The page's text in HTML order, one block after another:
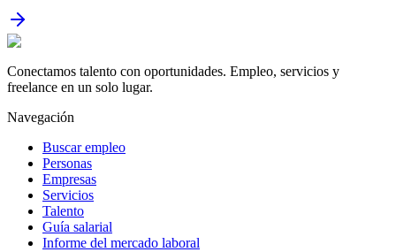
Conectamos talento con oportunidades. Empleo, servicios y
freelance en un solo lugar.
Navegación
Buscar empleo
Personas
Empresas
Servicios
Talento
Guía salarial
Informe del mercado laboral